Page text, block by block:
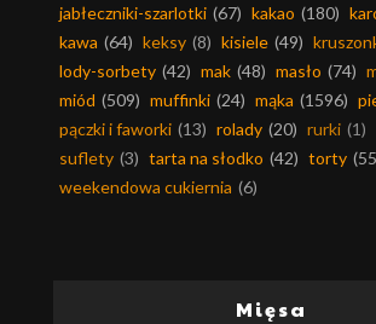
jabłeczniki-szarlotki (67) kakao (180)
kawa (64) keksy (8) kisiele (49)
lody-sorbety (42) mak (48) masło (74)
miód (509) muffinki (24) mąka (1596)
pączki i faworki (13) rolady (20) rurki (1)
suflety (3) tarta na słodko (42) torty
weekendowa cukiernia (6)
Mięsa